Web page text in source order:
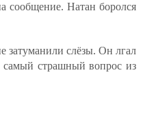
сообщение. Натан боролся
затуманили слёзы. Он лгал
страшный вопрос из